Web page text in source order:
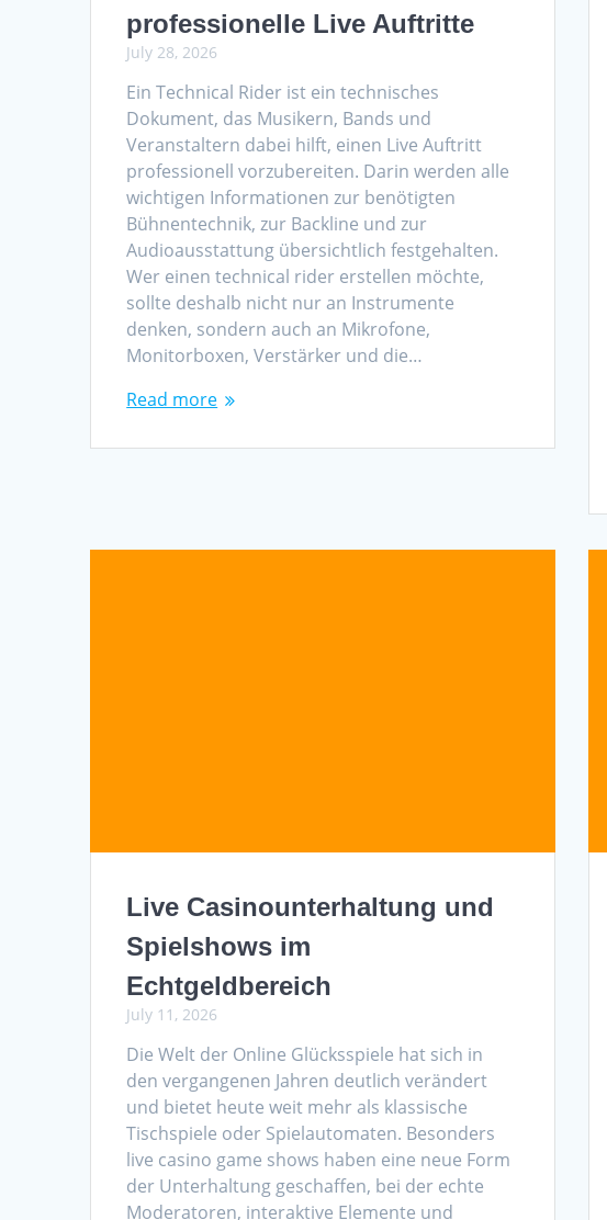
professionelle Live Auftritte
July 28, 2026
Ein Technical Rider ist ein technisches
Dokument, das Musikern, Bands und
Veranstaltern dabei hilft, einen Live Auftritt
professionell vorzubereiten. Darin werden alle
wichtigen Informationen zur benötigten
Bühnentechnik, zur Backline und zur
Audioausstattung übersichtlich festgehalten.
Wer einen technical rider erstellen möchte,
sollte deshalb nicht nur an Instrumente
denken, sondern auch an Mikrofone,
Monitorboxen, Verstärker und die…
Read more
Live Casinounterhaltung und
Spielshows im
Echtgeldbereich
July 11, 2026
Die Welt der Online Glücksspiele hat sich in
den vergangenen Jahren deutlich verändert
und bietet heute weit mehr als klassische
Tischspiele oder Spielautomaten. Besonders
live casino game shows haben eine neue Form
der Unterhaltung geschaffen, bei der echte
Moderatoren, interaktive Elemente und